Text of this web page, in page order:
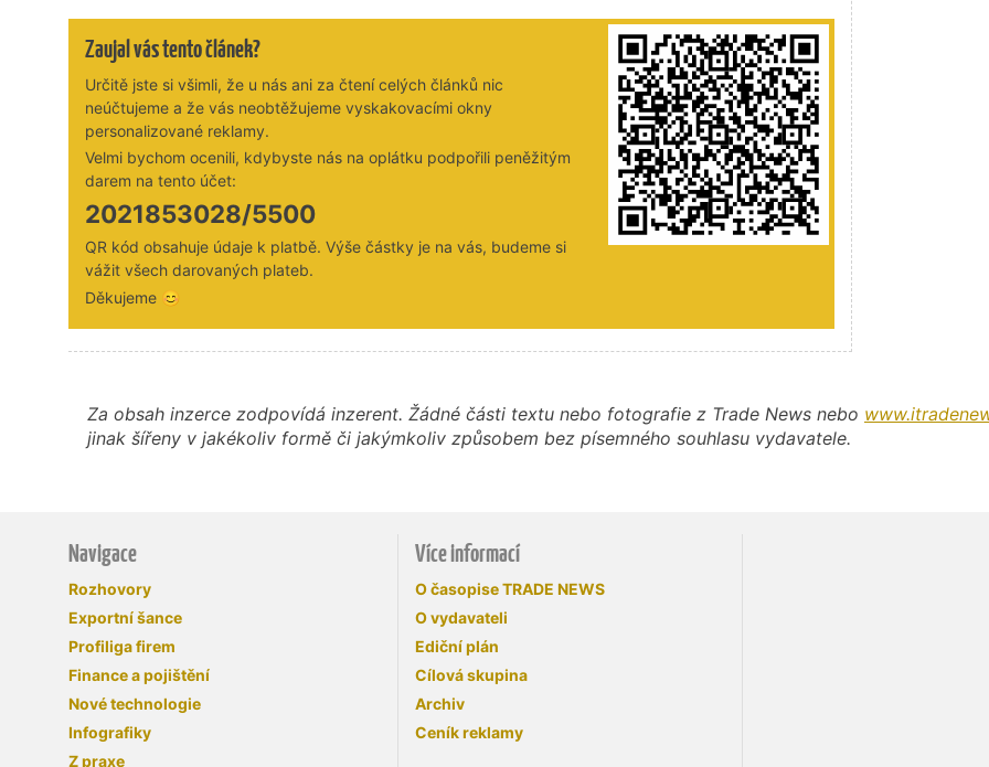
Zaujal vás tento článek?
Určitě jste si všimli, že u nás ani za čtení celých článků nic
neúčtujeme a že vás neobtěžujeme vyskakovacími okny
personalizované reklamy.
Velmi bychom ocenili, kdybyste nás na oplátku podpořili peněžitým
darem na tento účet:
2021853028/5500
QR kód obsahuje údaje k platbě. Výše částky je na vás, budeme si
vážit všech darovaných plateb.
Děkujeme 😊
Za obsah inzerce zodpovídá inzerent. Žádné části textu nebo fotografie z Trade News nebo
jinak šířeny v jakékoliv formě či jakýmkoliv způsobem bez písemného souhlasu vydavatele.
Navigace
Rozhovory
Exportní šance
Profiliga firem
Finance a pojištění
Nové technologie
Infografiky
Z praxe
Více informací
O časopise TRADE NEWS
O vydavateli
Ediční plán
Cílová skupina
Archiv
Ceník reklamy